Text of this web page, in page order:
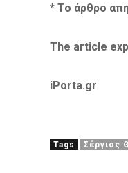
* Το άρθρο
The article
iPorta.gr
Tags Σέργιος